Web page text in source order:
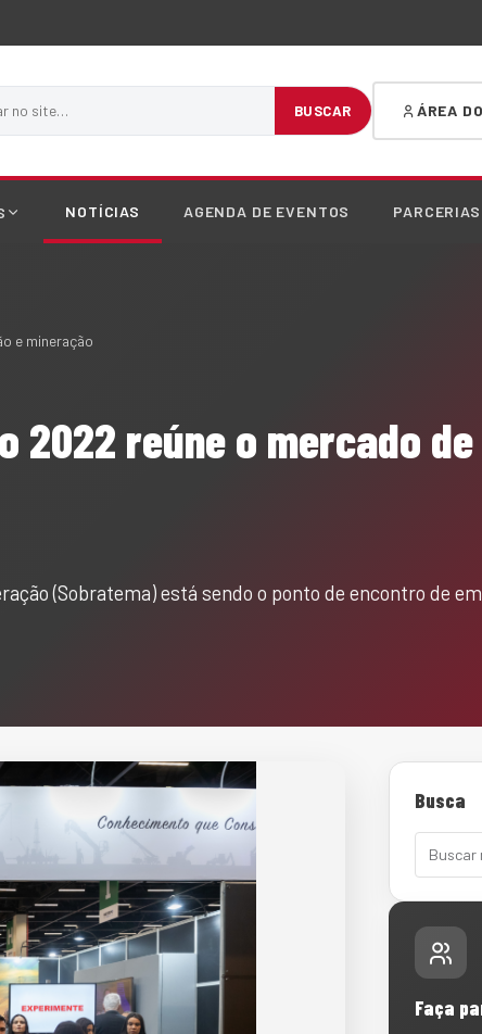
BUSCAR ÁREA
NOTÍCIAS AGENDA DE EVENTOS PARCERIAS
e mineração
2022 reúne o mercado
(Sobratema) está sendo o ponto de encontro de
Busca
Buscar
Faça